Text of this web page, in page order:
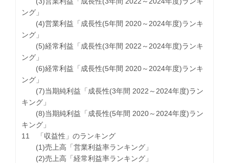
ング」
(4)営業利益「成長性(5年間 2020～2024年度)ランキ
ング」
(5)経常利益「成長性(3年間 2022～2024年度)ランキ
ング」
(6)経常利益「成長性(5年間 2020～2024年度)ランキ
ング」
(7)当期純利益「成長性(3年間 2022～2024年度)ラン
キング」
(8)当期純利益「成長性(5年間 2020～2024年度)ラン
キング」
11 「収益性」のランキング
(1)売上高「営業利益率ランキング」
(2)売上高「経常利益率ランキング」